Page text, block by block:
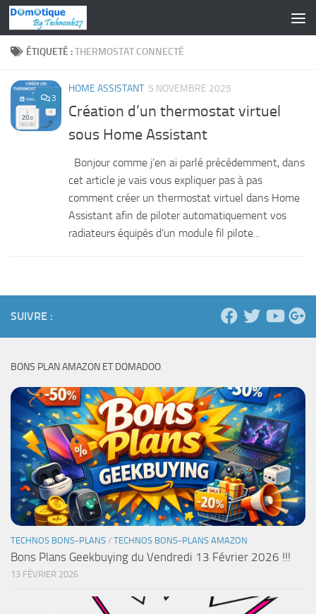
Skip to content
ÉTIQUETÉ :THERMOSTAT CONNECTÉ
3
HOME ASSISTANT 5 NOVEMBRE 2025
Création d’un thermostat virtuel
sous Home Assistant
Bonjour comme j’en ai parlé précédemment, dans
cet article je vais vous expliquer pas à pas
comment créer un thermostat virtuel dans Home
Assistant afin de piloter automatiquement vos
radiateurs équipés d’un module fil pilote...
SUIVRE :
BONS PLAN AMAZON ET DOMADOO
TECHNOS BONS-PLANS / TECHNOS BONS-PLANS AMAZON
Bons Plans Geekbuying du Vendredi 13 Février 2026 !!!
13 FÉVRIER 2026